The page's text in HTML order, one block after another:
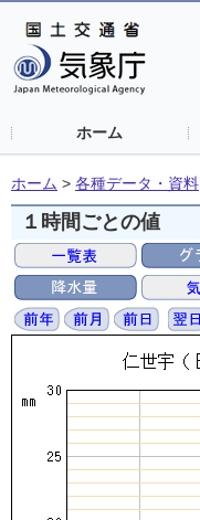
ホーム
ホーム > 各種データ・資料
１時間ごとの値